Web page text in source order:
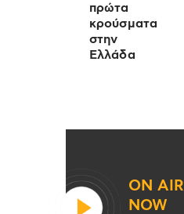
πρώτα
κρούσματα
στην
Ελλάδα
ON AIR
NOW